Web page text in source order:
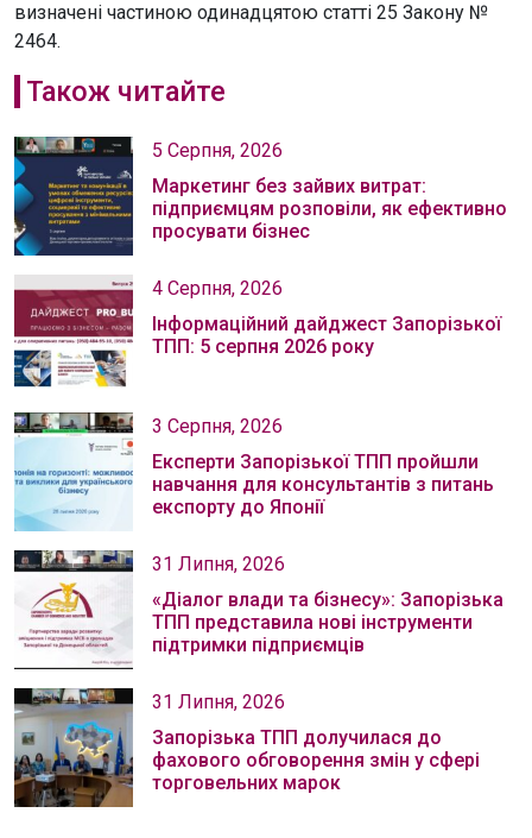
визначені частиною одинадцятою статті 25 Закону №
2464.
Також читайте
5 Серпня, 2026
Маркетинг без зайвих витрат:
підприємцям розповіли, як ефективно
просувати бізнес
4 Серпня, 2026
Інформаційний дайджест Запорізької
ТПП: 5 серпня 2026 року
3 Серпня, 2026
Експерти Запорізької ТПП пройшли
навчання для консультантів з питань
експорту до Японії
31 Липня, 2026
«Діалог влади та бізнесу»: Запорізька
ТПП представила нові інструменти
підтримки підприємців
31 Липня, 2026
Запорізька ТПП долучилася до
фахового обговорення змін у сфері
торговельних марок